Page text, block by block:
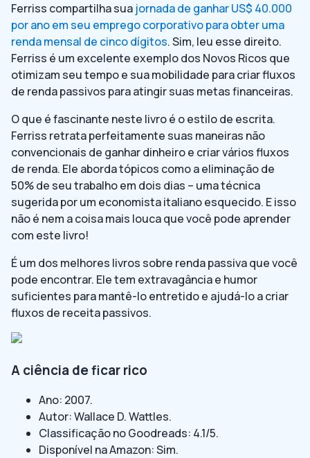
Ferriss compartilha sua jornada de ganhar US$ 40.000
por ano em seu emprego corporativo para obter uma
renda mensal de cinco dígitos. Sim, leu esse direito.
Ferriss é um excelente exemplo dos Novos Ricos que
otimizam seu tempo e sua mobilidade para criar fluxos
de renda passivos para atingir suas metas financeiras.
O que é fascinante neste livro é o estilo de escrita.
Ferriss retrata perfeitamente suas maneiras não
convencionais de ganhar dinheiro e criar vários fluxos
de renda. Ele aborda tópicos como a eliminação de
50% de seu trabalho em dois dias – uma técnica
sugerida por um economista italiano esquecido. E isso
não é nem a coisa mais louca que você pode aprender
com este livro!
É um dos melhores livros sobre renda passiva que você
pode encontrar. Ele tem extravagância e humor
suficientes para mantê-lo entretido e ajudá-lo a criar
fluxos de receita passivos.
A ciência de ficar rico
Ano: 2007.
Autor: Wallace D. Wattles.
Classificação no Goodreads: 4.1/5.
Disponível na Amazon: Sim.